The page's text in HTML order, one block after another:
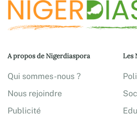
A propos de Nigerdiaspora
Qui sommes-nous ?
Nous rejoindre
Publicité
Les